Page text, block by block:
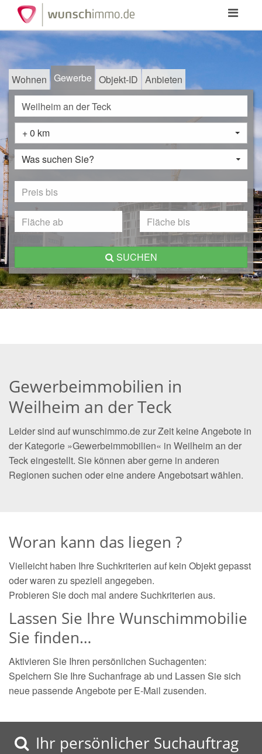
Toggle
Wohnen Gewerbe Objekt-ID Anbieten
+ 0 km
Was suchen Sie?
SUCHEN
Gewerbeimmobilien in
Weilheim an der Teck
Leider sind auf wunschimmo.de zur Zeit keine Angebote in
der Kategorie »Gewerbeimmobilien« in Weilheim an der
Teck eingestellt. Sie können aber gerne in anderen
Regionen suchen oder eine andere Angebotsart wählen.
Woran kann das liegen ?
Vielleicht haben Ihre Suchkriterien auf kein Objekt gepasst
oder waren zu speziell angegeben.
Probieren Sie doch mal andere Suchkriterien aus.
Lassen Sie Ihre Wunschimmobilie
Sie finden…
Aktivieren Sie Ihren persönlichen Suchagenten:
Speichern Sie Ihre Suchanfrage ab und Lassen Sie sich
neue passende Angebote per E-Mail zusenden.
Ihr persönlicher Suchauftrag